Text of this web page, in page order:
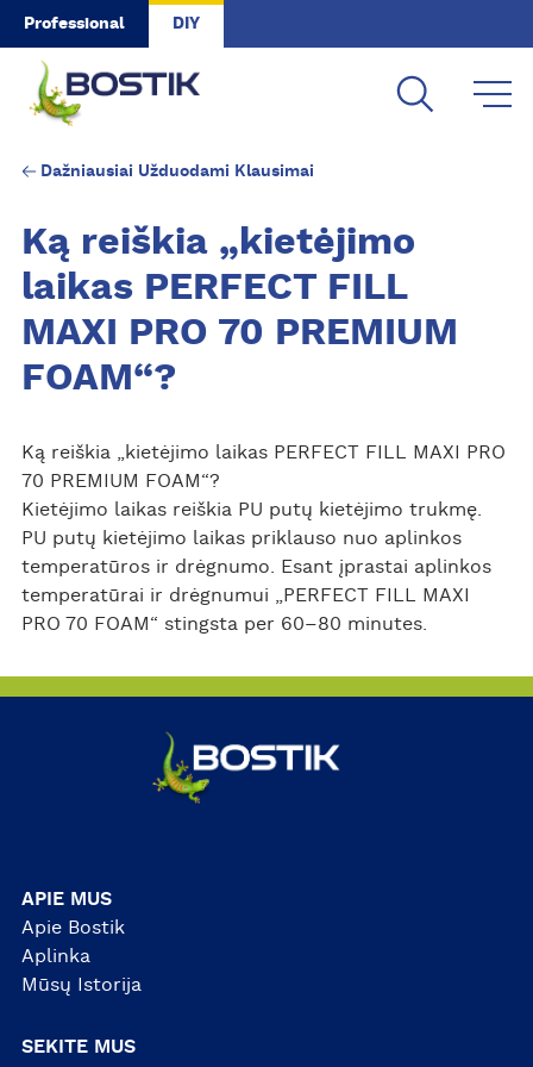
Skip to main content
Professional DIY
Dažniausiai Užduodami Klausimai
Ką reiškia „kietėjimo
laikas PERFECT FILL
MAXI PRO 70 PREMIUM
FOAM“?
Ką reiškia „kietėjimo laikas PERFECT FILL MAXI PRO
70 PREMIUM FOAM“?
Kietėjimo laikas reiškia PU putų kietėjimo trukmę.
PU putų kietėjimo laikas priklauso nuo aplinkos
temperatūros ir drėgnumo. Esant įprastai aplinkos
temperatūrai ir drėgnumui „PERFECT FILL MAXI
PRO 70 FOAM“ stingsta per 60–80 minutes.
APIE MUS
Apie Bostik
Aplinka
Mūsų Istorija
SEKITE MUS